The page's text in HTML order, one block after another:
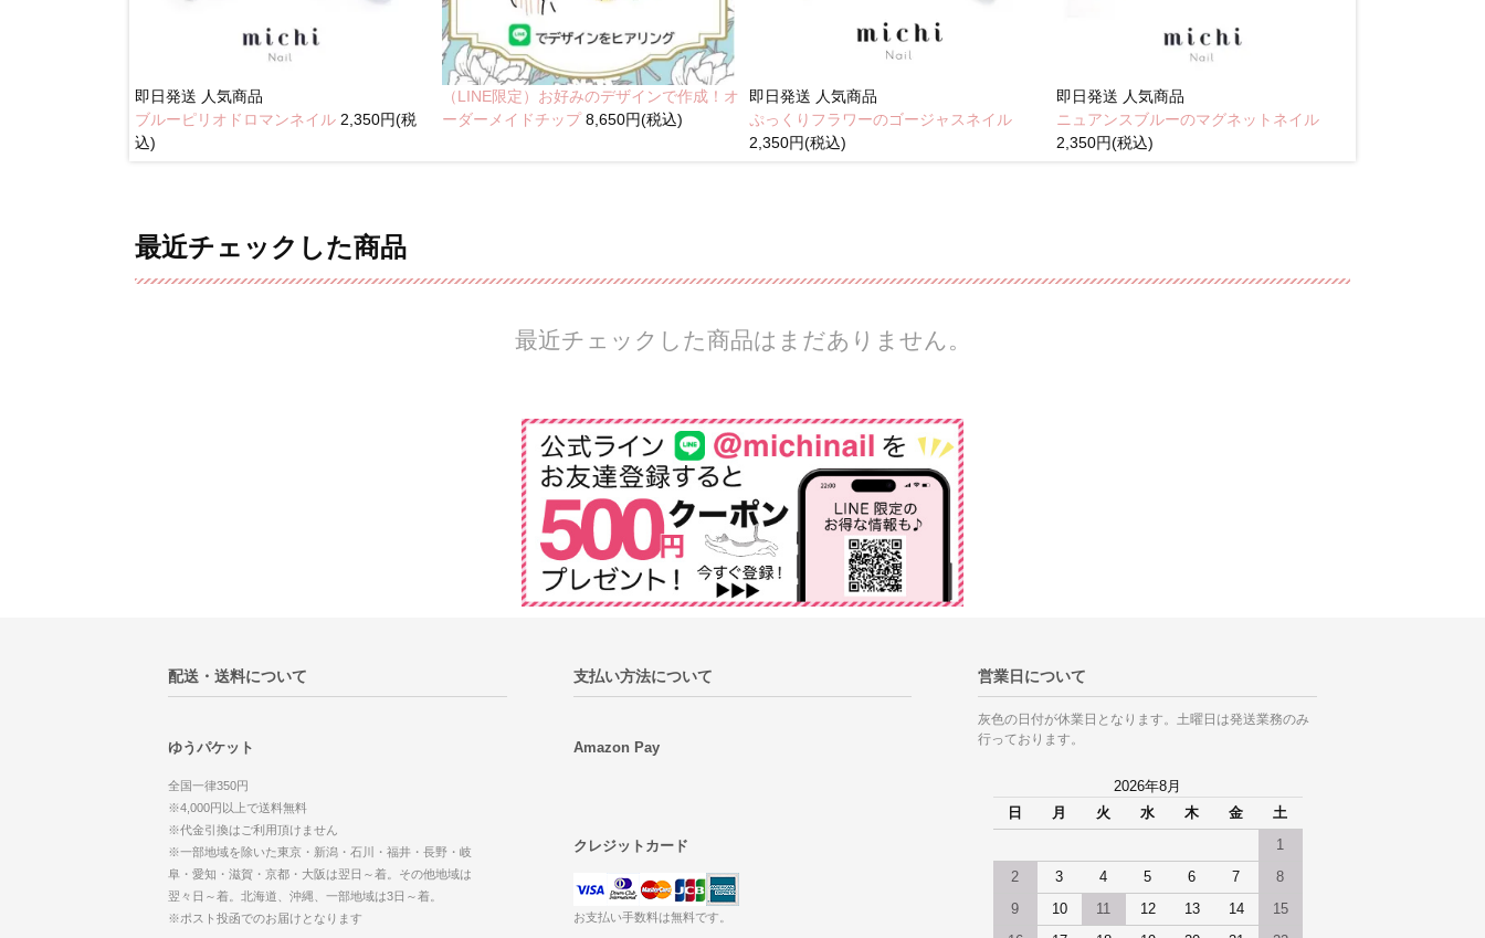
即日発送 人気商品
ブルーピリオドロマンネイル 2,350円(税
込)
（LINE限定）お好みのデザインで作成！オ
ーダーメイドチップ8,650円(税込)
即日発送 人気商品
ぷっくりフラワーのゴージャスネイル
2,350円(税込)
即日発送 人気商品
ニュアンスブルーのマグネットネイル
2,350円(税込)
最近チェックした商品
最近チェックした商品はまだありません。
配送・送料について
ゆうパケット
全国一律350円
※4,000円以上で送料無料
※代金引換はご利用頂けません
※一部地域を除いた東京・新潟・石川・福井・長野・岐
阜・愛知・滋賀・京都・大阪は翌日～着。その他地域は
翌々日～着。北海道、沖縄、一部地域は3日～着。
※ポスト投函でのお届けとなります
支払い方法について
Amazon Pay
クレジットカード
お支払い手数料は無料です。
営業日について
灰色の日付が休業日となります。土曜日は発送業務のみ
行っております。
2026年8月
日
月 火 水 木 金 土
1
2 3 4 5 6 7 8
9 10 11 12 13 14 15